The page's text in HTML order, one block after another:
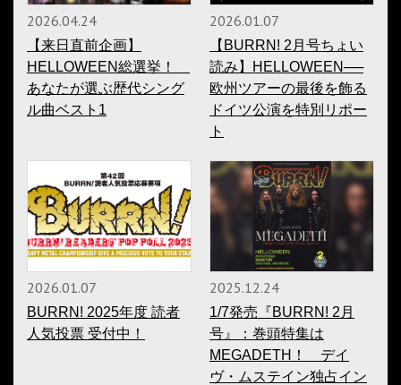
2026.04.24
【来日直前企画】
HELLOWEEN総選挙！
あなたが選ぶ歴代シング
ル曲ベスト1
2026.01.07
【BURRN! 2月号ちょい
読み】HELLOWEEN──
欧州ツアーの最後を飾る
ドイツ公演を特別リポー
ト
2026.01.07
BURRN! 2025年度 読者
人気投票 受付中！
2025.12.24
1/7発売『BURRN! 2月
号』：巻頭特集は
MEGADETH！ デイ
ヴ・ムステイン独占イン